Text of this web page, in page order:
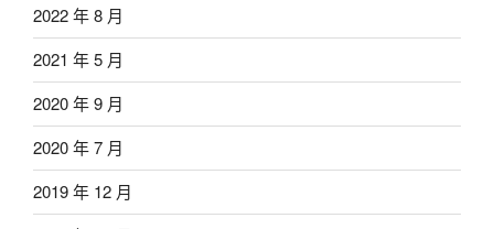
2022 年 8 月
2021 年 5 月
2020 年 9 月
2020 年 7 月
2019 年 12 月